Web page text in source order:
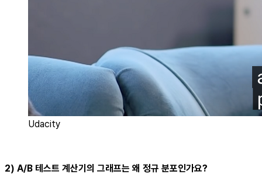
Udacity
2) A/B 테스트 계산기의 그래프는 왜 정규 분포인가요?